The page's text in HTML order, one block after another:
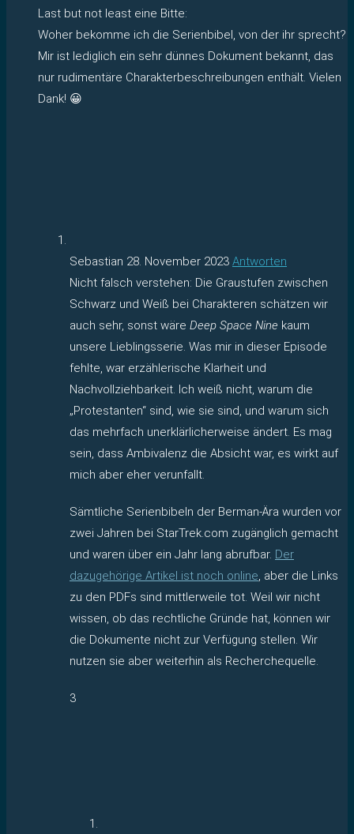
Last but not least eine Bitte:
Woher bekomme ich die Serienbibel, von der ihr sprecht?
Mir ist lediglich ein sehr dünnes Dokument bekannt, das
nur rudimentäre Charakterbeschreibungen enthält. Vielen
Dank! 😀
Sebastian 28. November 2023 Antworten
Nicht falsch verstehen: Die Graustufen zwischen
Schwarz und Weiß bei Charakteren schätzen wir
auch sehr, sonst wäre Deep Space Nine kaum
unsere Lieblingsserie. Was mir in dieser Episode
fehlte, war erzählerische Klarheit und
Nachvollziehbarkeit. Ich weiß nicht, warum die
„Protestanten“ sind, wie sie sind, und warum sich
das mehrfach unerklärlicherweise ändert. Es mag
sein, dass Ambivalenz die Absicht war, es wirkt auf
mich aber eher verunfallt.
Sämtliche Serienbibeln der Berman-Ära wurden vor
zwei Jahren bei StarTrek.com zugänglich gemacht
und waren über ein Jahr lang abrufbar. Der
dazugehörige Artikel ist noch online, aber die Links
zu den PDFs sind mittlerweile tot. Weil wir nicht
wissen, ob das rechtliche Gründe hat, können wir
die Dokumente nicht zur Verfügung stellen. Wir
nutzen sie aber weiterhin als Recherchequelle.
3